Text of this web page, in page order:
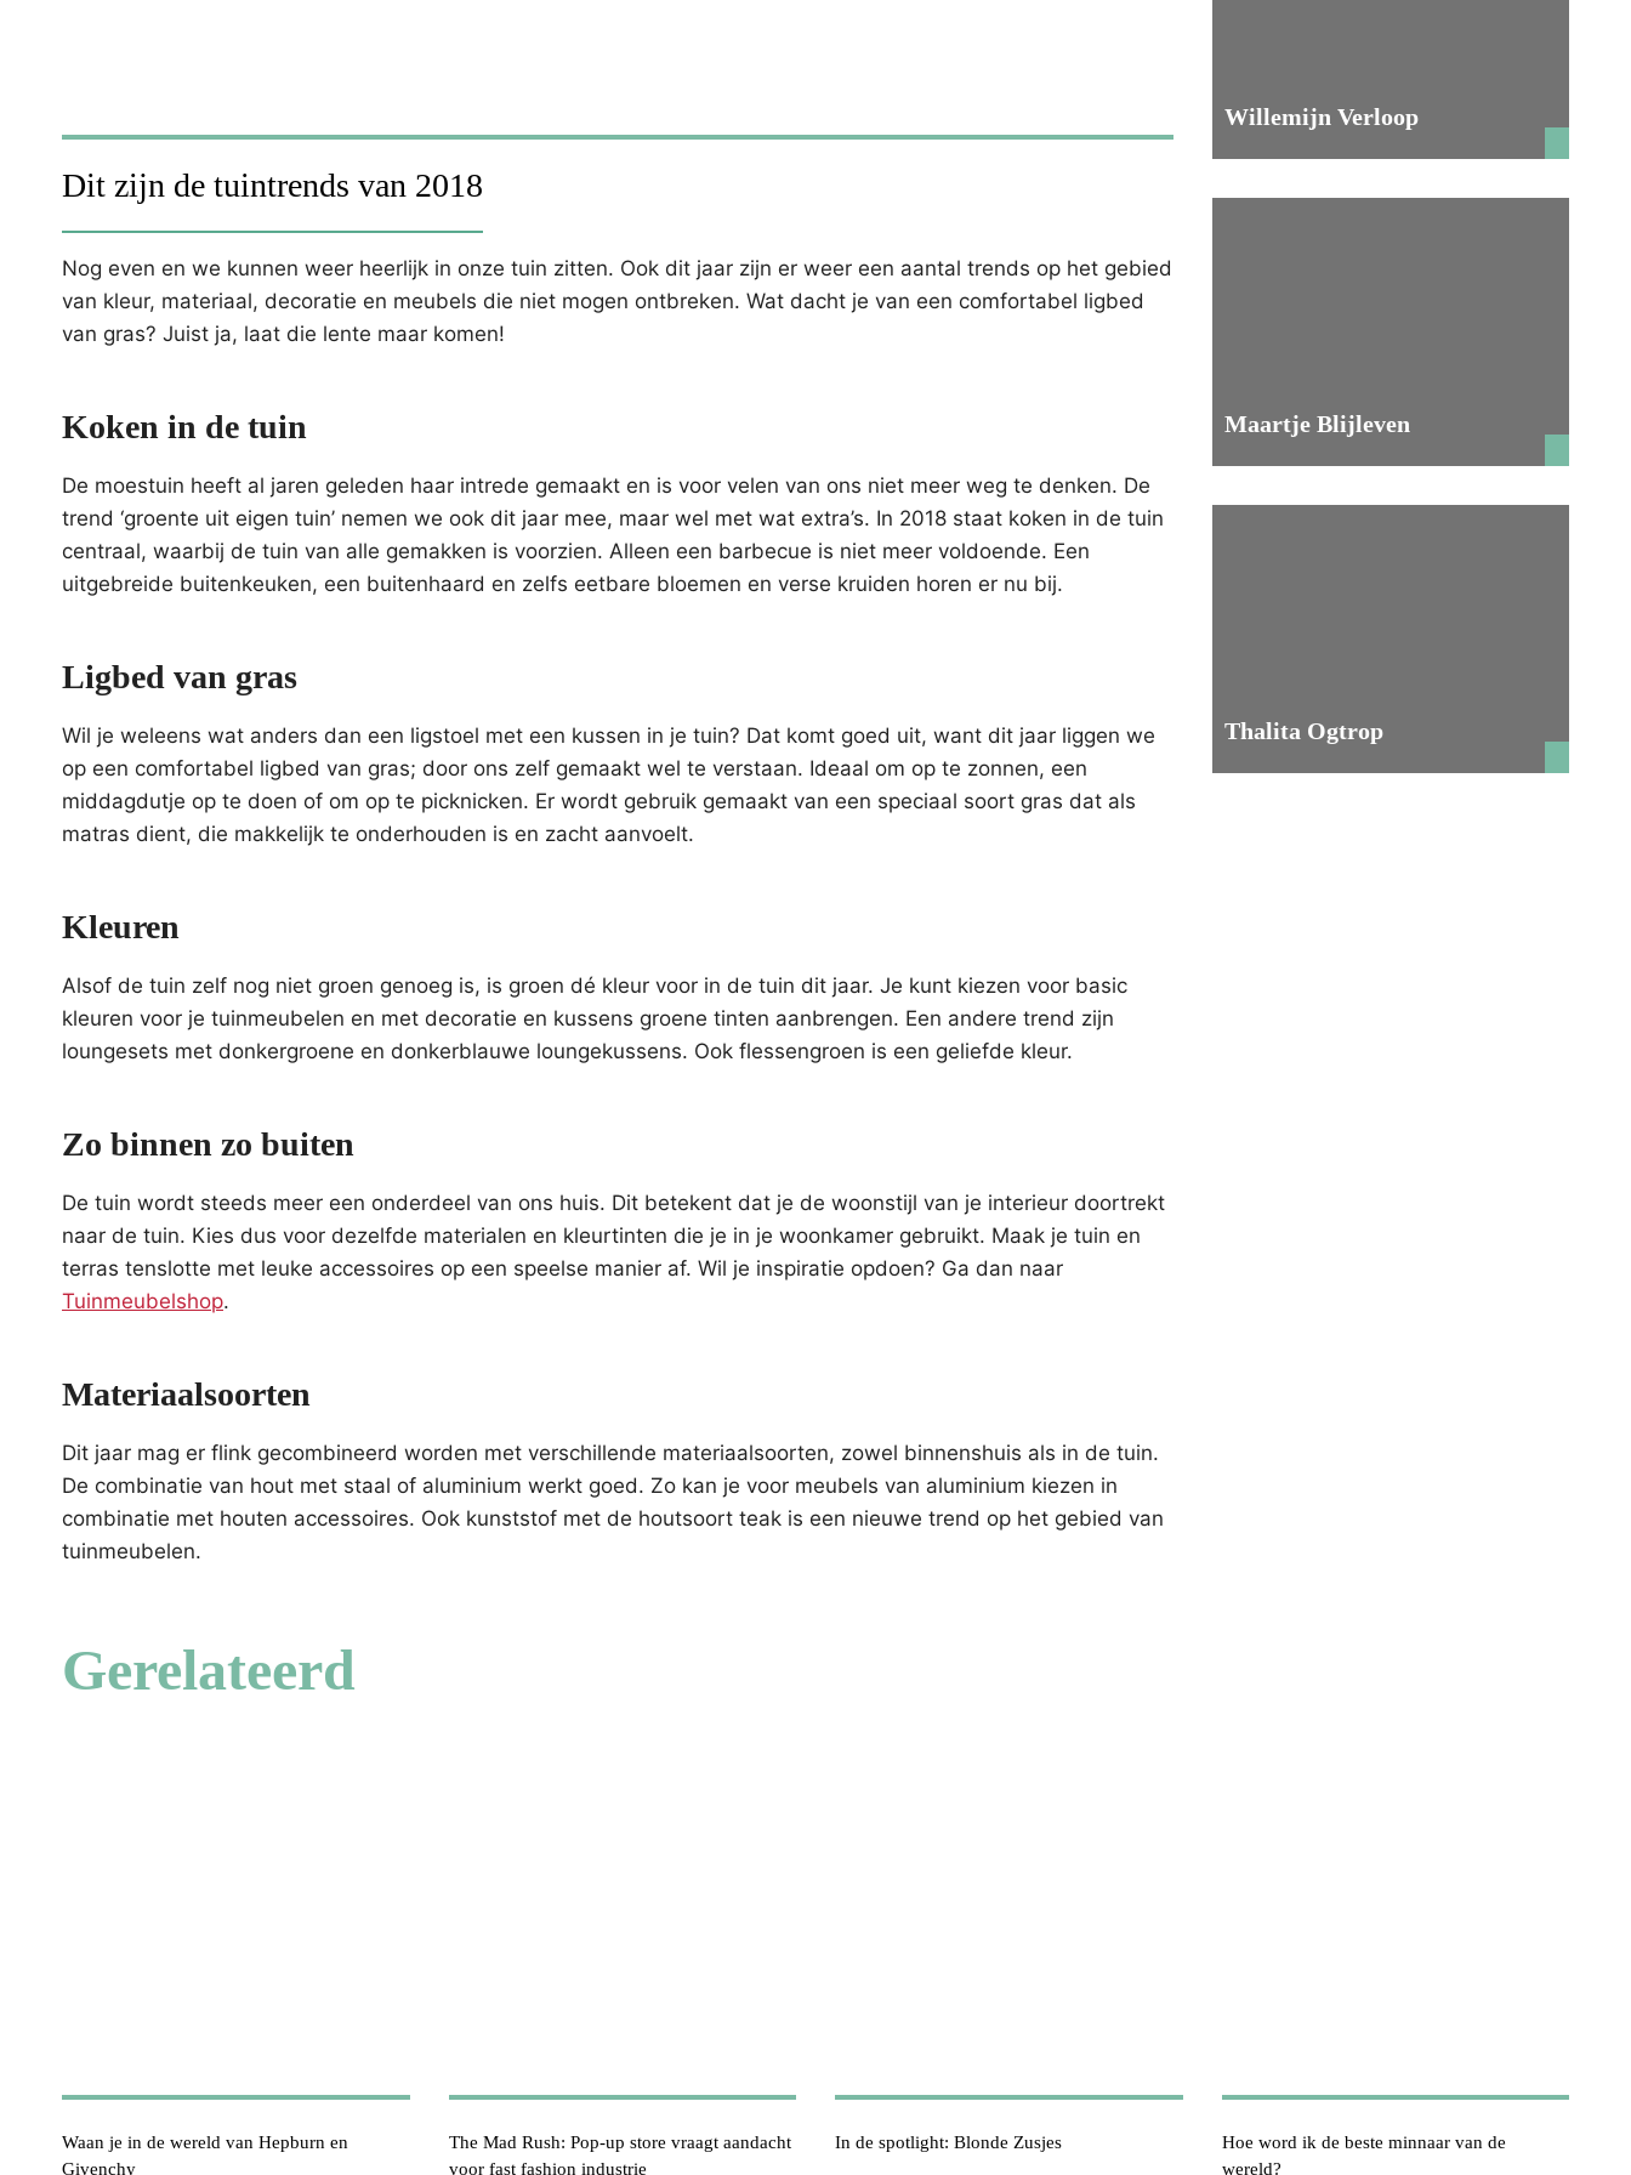
Dit zijn de tuintrends van 2018
Nog even en we kunnen weer heerlijk in onze tuin zitten. Ook dit jaar zijn er weer een aantal trends op het gebied
van kleur, materiaal, decoratie en meubels die niet mogen ontbreken. Wat dacht je van een comfortabel ligbed
van gras? Juist ja, laat die lente maar komen!
Koken in de tuin
De moestuin heeft al jaren geleden haar intrede gemaakt en is voor velen van ons niet meer weg te denken. De
trend ‘groente uit eigen tuin’ nemen we ook dit jaar mee, maar wel met wat extra’s. In 2018 staat koken in de tuin
centraal, waarbij de tuin van alle gemakken is voorzien. Alleen een barbecue is niet meer voldoende. Een
uitgebreide buitenkeuken, een buitenhaard en zelfs eetbare bloemen en verse kruiden horen er nu bij.
Ligbed van gras
Wil je weleens wat anders dan een ligstoel met een kussen in je tuin? Dat komt goed uit, want dit jaar liggen we
op een comfortabel ligbed van gras; door ons zelf gemaakt wel te verstaan. Ideaal om op te zonnen, een
middagdutje op te doen of om op te picknicken. Er wordt gebruik gemaakt van een speciaal soort gras dat als
matras dient, die makkelijk te onderhouden is en zacht aanvoelt.
Kleuren
Alsof de tuin zelf nog niet groen genoeg is, is groen dé kleur voor in de tuin dit jaar. Je kunt kiezen voor basic
kleuren voor je tuinmeubelen en met decoratie en kussens groene tinten aanbrengen. Een andere trend zijn
loungesets met donkergroene en donkerblauwe loungekussens. Ook flessengroen is een geliefde kleur.
Zo binnen zo buiten
De tuin wordt steeds meer een onderdeel van ons huis. Dit betekent dat je de woonstijl van je interieur doortrekt
naar de tuin. Kies dus voor dezelfde materialen en kleurtinten die je in je woonkamer gebruikt. Maak je tuin en
terras tenslotte met leuke accessoires op een speelse manier af. Wil je inspiratie opdoen? Ga dan naar
Tuinmeubelshop.
Materiaalsoorten
Dit jaar mag er flink gecombineerd worden met verschillende materiaalsoorten, zowel binnenshuis als in de tuin.
De combinatie van hout met staal of aluminium werkt goed. Zo kan je voor meubels van aluminium kiezen in
combinatie met houten accessoires. Ook kunststof met de houtsoort teak is een nieuwe trend op het gebied van
tuinmeubelen.
Willemijn Verloop
Maartje Blijleven
Thalita Ogtrop
Gerelateerd
Waan je in de wereld van Hepburn en
Givenchy
The Mad Rush: Pop-up store vraagt aandacht
voor fast fashion industrie
In de spotlight: Blonde Zusjes
Hoe word ik de beste minnaar van de
wereld?